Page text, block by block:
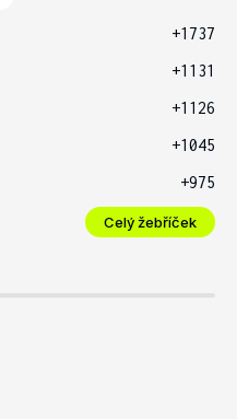
+1737
+1131
+1126
+1045
+975
Celý žebříček